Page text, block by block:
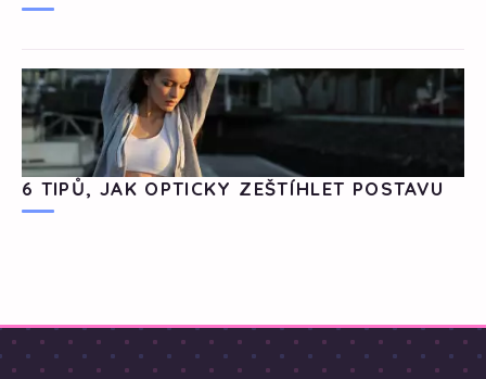
6 TIPŮ, JAK OPTICKY ZEŠTÍHLET POSTAVU